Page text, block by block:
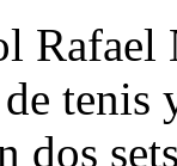
tenis
dos